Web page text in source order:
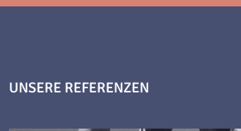
UNSERE REFERENZEN